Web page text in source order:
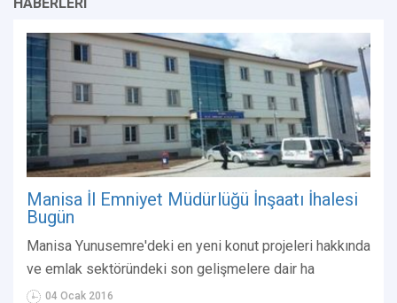
Manisa İl Emniyet Müdürlüğü İnşaatı İhalesi
Bugün
Manisa Yunusemre'deki en yeni konut projeleri hakkında
ve emlak sektöründeki son gelişmelere dair ha
04 Ocak 2016